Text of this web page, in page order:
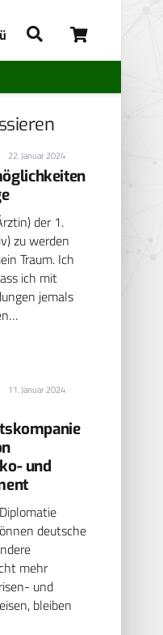
22. Januar 2024
der 1.
zu werden
Traum. Ich
ich mit
jemals
11. Januar 2024
und
deutsche
mehr
und
bleiben